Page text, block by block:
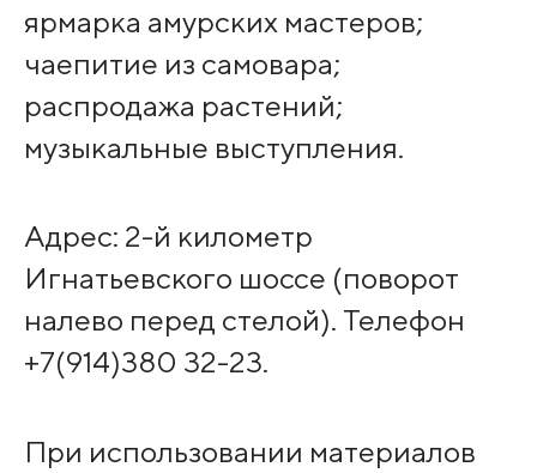
ярмарка амурских мастеров;
чаепитие из самовара;
распродажа растений;
музыкальные выступления.
Адрес: 2-й километр
Игнатьевского шоссе (поворот
налево перед стелой). Телефон
+7(914)380 32-23.
При использовании материалов